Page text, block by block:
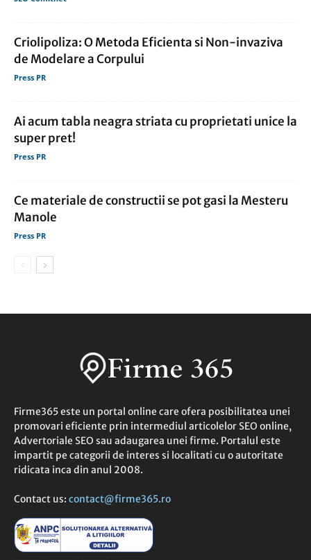
Criolipoliza: O Metoda Eficienta si Non-invaziva
de Modelare a Corpului
Press PR
Ai acum tabla neagra striata cu proprietati unice la
super pret!
Press PR
Ce materiale de constructii se pot gasi la Mesteru
Manole
Press PR
Firme365 este un portal online care ofera posibilitatea unei
promovari eficiente prin intermediul articolelor SEO online,
Advertoriale SEO sau adaugarea unei firme. Portalul este
impartit pe categorii de interes si localitati cu o autoritate
ridicata inca din anul 2008.
Contact us: contact@firme365.ro